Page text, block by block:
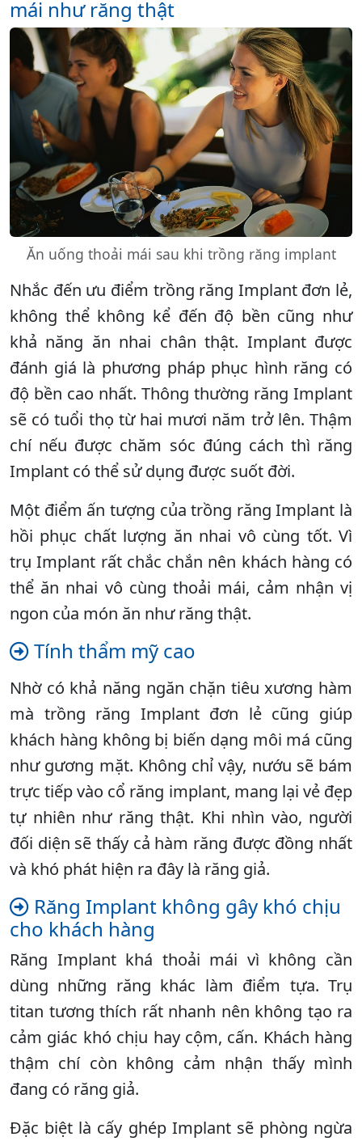
mái như răng thật
Ăn uống thoải mái sau khi trồng răng implant
Nhắc đến ưu điểm trồng răng Implant đơn lẻ,
không thể không kể đến độ bền cũng như
khả năng ăn nhai chân thật. Implant được
đánh giá là phương pháp phục hình răng có
độ bền cao nhất. Thông thường răng Implant
sẽ có tuổi thọ từ hai mươi năm trở lên. Thậm
chí nếu được chăm sóc đúng cách thì răng
Implant có thể sử dụng được suốt đời.
Một điểm ấn tượng của trồng răng Implant là
hồi phục chất lượng ăn nhai vô cùng tốt. Vì
trụ Implant rất chắc chắn nên khách hàng có
thể ăn nhai vô cùng thoải mái, cảm nhận vị
ngon của món ăn như răng thật.
Tính thẩm mỹ cao
Nhờ có khả năng ngăn chặn tiêu xương hàm
mà trồng răng Implant đơn lẻ cũng giúp
khách hàng không bị biến dạng môi má cũng
như gương mặt. Không chỉ vậy, nướu sẽ bám
trực tiếp vào cổ răng implant, mang lại vẻ đẹp
tự nhiên như răng thật. Khi nhìn vào, người
đối diện sẽ thấy cả hàm răng được đồng nhất
và khó phát hiện ra đây là răng giả.
Răng Implant không gây khó chịu
cho khách hàng
Răng Implant khá thoải mái vì không cần
dùng những răng khác làm điểm tựa. Trụ
titan tương thích rất nhanh nên không tạo ra
cảm giác khó chịu hay cộm, cấn. Khách hàng
thậm chí còn không cảm nhận thấy mình
đang có răng giả.
Đặc biệt là cấy ghép Implant sẽ phòng ngừa